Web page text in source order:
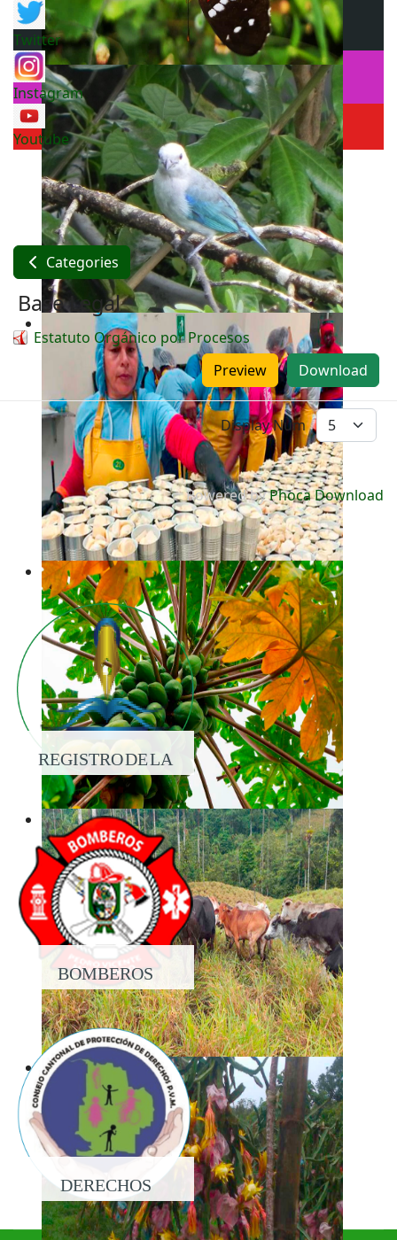
Twitter
Instagram
Youtube
Categories
Base Legal
Estatuto Orgánico por Procesos
Download
Preview
Display Num
Powered byPhoca Download
REGISTRO DE LA
PROPIEDAD
BOMBEROS
DERECHOS